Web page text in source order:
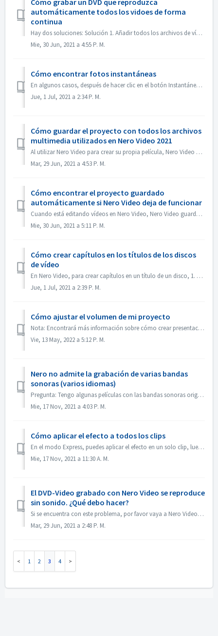
Cómo grabar un DVD que reproduzca
automáticamente todos los vidoes de forma
continua
Hay dos soluciones: Solución 1. Añadir todos los archivos de vídeo en un título. En la pantalla de edición, importa todos los archivos de vídeo que quieras...
Mie, 30 Jun, 2021 a 4:55 P. M.
Cómo encontrar fotos instantáneas
En algunos casos, después de hacer clic en el botón Instantánea, la imagen de la instantánea no se muestra en Mis Medios. Puede encontrar la imagen de la si...
Jue, 1 Jul, 2021 a 2:34 P. M.
Cómo guardar el proyecto con todos los archivos
multimedia utilizados en Nero Video 2021
Al utilizar Nero Video para crear su propia película, Nero Video puede importar sus propios archivos multimedia como vídeo, música o imágenes desde diferent...
Mar, 29 Jun, 2021 a 4:53 P. M.
Cómo encontrar el proyecto guardado
automáticamente si Nero Video deja de funcionar
Cuando está editando vídeos en Nero Video, Nero Video guarda automáticamente el proyecto en segundo plano. Si Nero Video deja de funcionar antes de guardar...
Mie, 30 Jun, 2021 a 5:11 P. M.
Cómo crear capítulos en los títulos de los discos
de vídeo
En Nero Video, para crear capítulos en un título de un disco, 1. En la pantalla Contenido, seleccione el título. 2. Bajo la vista previa del título, mueva e...
Jue, 1 Jul, 2021 a 2:39 P. M.
Cómo ajustar el volumen de mi proyecto
Nota: Encontrará más información sobre cómo crear presentaciones de diapositivas con música en el siguiente enlace: Crear presentaciones de diapositivas con...
Vie, 13 May, 2022 a 5:12 P. M.
Nero no admite la grabación de varias bandas
sonoras (varios idiomas)
Pregunta: Tengo algunas películas con las bandas sonoras originales en 2 idiomas incluidas (alemán e inglés）. Pero no consigo poner la 2ª pista de audio en ...
Mie, 17 Nov, 2021 a 4:03 P. M.
Cómo aplicar el efecto a todos los clips
En el modo Express, puedes aplicar el efecto en un solo clip, luego abre el "Control de efectos Express", activa "Aplicar a todos los clips o...
Mie, 17 Nov, 2021 a 11:30 A. M.
El DVD-Video grabado con Nero Video se reproduce
sin sonido. ¿Qué debo hacer?
Si se encuentra con este problema, por favor vaya a Nero Video, previsualice su proyecto fuente. Asegúrese de que antes de grabar, el sonido está bien. Si n...
Mar, 29 Jun, 2021 a 2:48 P. M.
1 2 3 4